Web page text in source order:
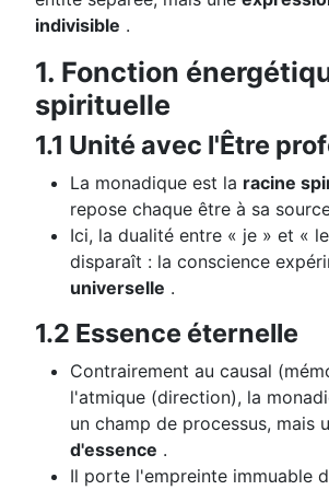
indivisible .
1. Fonction
spirituelle
1.1 Unité avec l'Être
La monadique est la racine
repose chaque être à sa
Ici, la dualité entre « je » et «
disparaît : la conscience
universelle .
1.2 Essence éternelle
Contrairement au causal
l'atmique (direction), la
un champ de processus, mais
d'essence .
Il porte l'empreinte immuable